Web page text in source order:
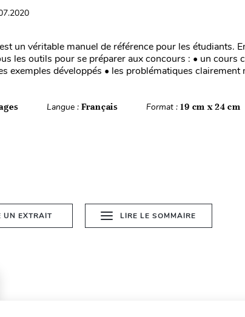
un véritable manuel de référence pour les étudiants.
les outils pour se préparer aux concours : • un cours
exemples développés • les problématiques clairement
Langue :Français Format :19 cm x 24 cm
UN EXTRAIT LIRE LE SOMMAIRE